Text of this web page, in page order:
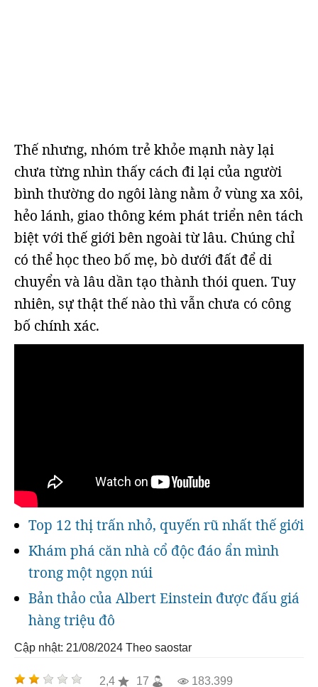
Thế nhưng, nhóm trẻ khỏe mạnh này lại
chưa từng nhìn thấy cách đi lại của người
bình thường do ngôi làng nằm ở vùng xa xôi,
hẻo lánh, giao thông kém phát triển nên tách
biệt với thế giới bên ngoài từ lâu. Chúng chỉ
có thể học theo bố mẹ, bò dưới đất để di
chuyển và lâu dần tạo thành thói quen. Tuy
nhiên, sự thật thế nào thì vẫn chưa có công
bố chính xác.
Top 12 thị trấn nhỏ, quyến rũ nhất thế giới
Khám phá căn nhà cổ độc đáo ẩn mình
trong một ngọn núi
Bản thảo của Albert Einstein được đấu giá
hàng triệu đô
Cập nhật: 21/08/2024 Theo saostar
2,4 17 183.399